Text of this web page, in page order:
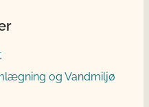
og Vandmiljø